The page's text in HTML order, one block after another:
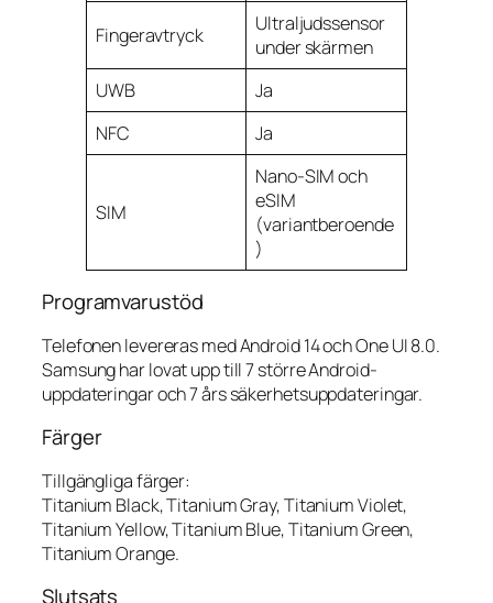
Fingeravtryck
Ultraljudssensor
under skärmen
UWB
Ja
NFC
Ja
SIM
Nano-SIM och
eSIM
(variantberoende
)
Programvarustöd
Telefonen levereras med Android 14 och One UI 8.0.
Samsung har lovat upp till 7 större Android-
uppdateringar och 7 års säkerhetsuppdateringar.
Färger
Tillgängliga färger:
Titanium Black, Titanium Gray, Titanium Violet,
Titanium Yellow, Titanium Blue, Titanium Green,
Titanium Orange.
Slutsats